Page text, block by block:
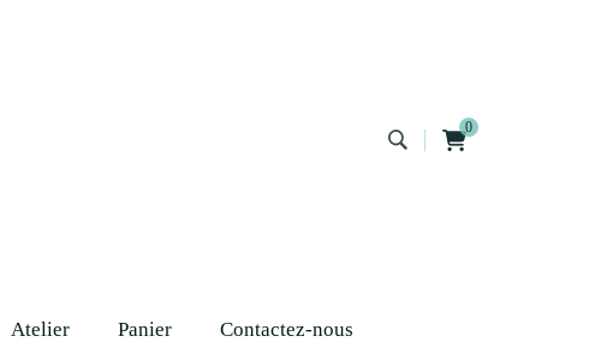
0
Atelier Panier Contactez-nous